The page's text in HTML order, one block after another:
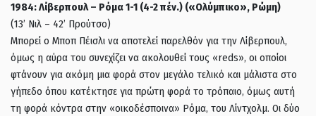
1984: Λίβερπουλ – Ρόμα 1-1 (4-2 πέν.) («Ολύμπικο», Ρώμη)
(13’ Νιλ – 42’ Προύτσο)
Mπορεί ο Μποπ Πέισλι να αποτελεί παρελθόν για την Λίβερπουλ,
όμως η αύρα του συνεχίζει να ακολουθεί τους «reds», οι οποίοι
φτάνουν για ακόμη μια φορά στον μεγάλο τελικό και μάλιστα στο
γήπεδο όπου κατέκτησε για πρώτη φορά το τρόπαιο, όμως αυτή
τη φορά κόντρα στην «οικοδέσποινα» Ρόμα, του Λίντχολμ. Οι δύο